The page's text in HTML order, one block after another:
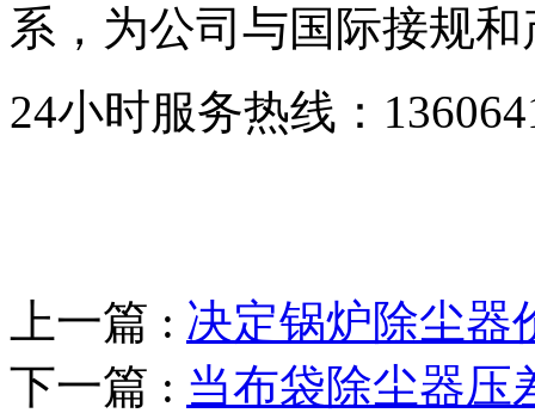
系，为公司与国际接规
24小时服务热线：
上一篇 : 决定锅炉除尘器
下一篇 : 当布袋除尘器压